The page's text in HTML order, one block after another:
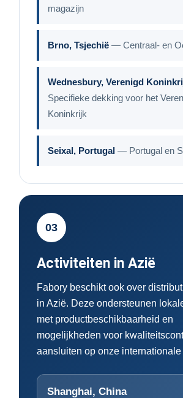
magazijn
Brno, Tsjechië — Centraal- en
Wednesbury, Verenigd
Specifieke dekking voor het
Koninkrijk
Seixal, Portugal — Portugal en
03
Activiteiten in Azië
Fabory beschikt ook over
in Azië. Deze ondersteunen
met productbeschikbaarheid en
mogelijkheden voor
aansluiten op onze
Shanghai, China